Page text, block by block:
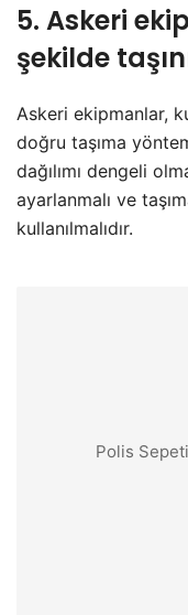
5. Askeri
şekilde
Askeri ekipmanlar,
doğru taşıma
dağılımı dengeli
ayarlanmalı ve
kullanılmalıdır.
Polis